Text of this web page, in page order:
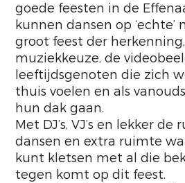
goede feesten in de
kunnen dansen op ‘echte’
groot feest der
muziekkeuze, de
leeftijdsgenoten die zich
thuis voelen en als
hun dak gaan.
Met DJ’s, VJ’s en lekker
dansen en extra ruimte
kunt kletsen met al die
tegen komt op dit feest.